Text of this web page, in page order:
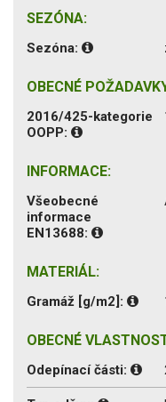
SEZÓNA:
Sezóna:
OBECNÉ
2016/425-kategorie
OOPP:
INFORMACE:
Všeobecné
informace
EN13688:
MATERIÁL:
Gramáž [g/m2]:
OBECNÉ
Odepínací části: